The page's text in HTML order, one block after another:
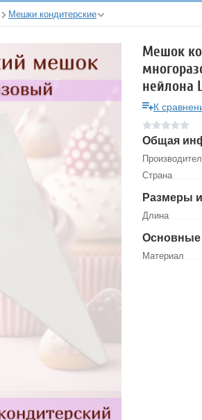
Мешки кондитерские
Мешок
нейлона
К
Общая
Страна
Размеры
Длина
Основные
Материал